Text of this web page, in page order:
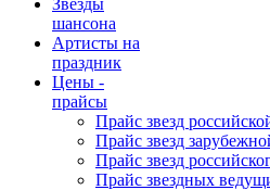
Звезды
шансона
Артисты на
праздник
Цены -
прайсы
Прайс звезд
Прайс звезд
Прайс звезд
Прайс звездных